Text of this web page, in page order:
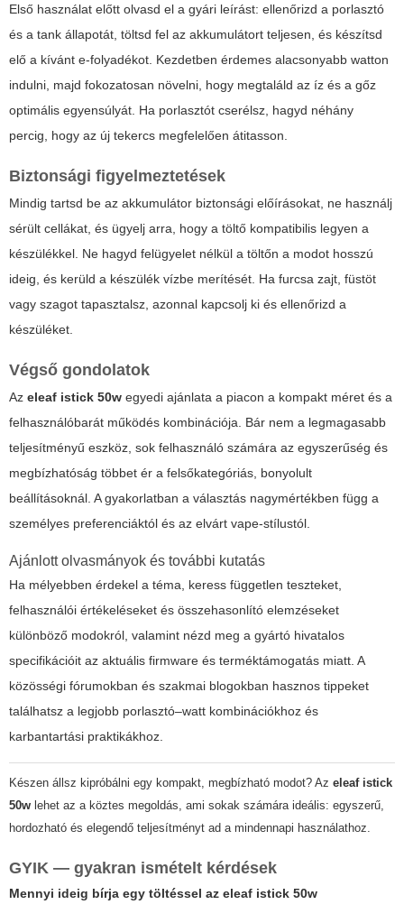
Első használat előtt olvasd el a gyári leírást: ellenőrizd a porlasztó
és a tank állapotát, töltsd fel az akkumulátort teljesen, és készítsd
elő a kívánt e-folyadékot. Kezdetben érdemes alacsonyabb watton
indulni, majd fokozatosan növelni, hogy megtaláld az íz és a gőz
optimális egyensúlyát. Ha porlasztót cserélsz, hagyd néhány
percig, hogy az új tekercs megfelelően átitasson.
Biztonsági figyelmeztetések
Mindig tartsd be az akkumulátor biztonsági előírásokat, ne használj
sérült cellákat, és ügyelj arra, hogy a töltő kompatibilis legyen a
készülékkel. Ne hagyd felügyelet nélkül a töltőn a modot hosszú
ideig, és kerüld a készülék vízbe merítését. Ha furcsa zajt, füstöt
vagy szagot tapasztalsz, azonnal kapcsolj ki és ellenőrizd a
készüléket.
Végső gondolatok
Az eleaf istick 50w egyedi ajánlata a piacon a kompakt méret és a
felhasználóbarát működés kombinációja. Bár nem a legmagasabb
teljesítményű eszköz, sok felhasználó számára az egyszerűség és
megbízhatóság többet ér a felsőkategóriás, bonyolult
beállításoknál. A gyakorlatban a választás nagymértékben függ a
személyes preferenciáktól és az elvárt vape-stílustól.
Ajánlott olvasmányok és további kutatás
Ha mélyebben érdekel a téma, keress független teszteket,
felhasználói értékeléseket és összehasonlító elemzéseket
különböző modokról, valamint nézd meg a gyártó hivatalos
specifikációit az aktuális firmware és terméktámogatás miatt. A
közösségi fórumokban és szakmai blogokban hasznos tippeket
találhatsz a legjobb porlasztó–watt kombinációkhoz és
karbantartási praktikákhoz.
Készen állsz kipróbálni egy kompakt, megbízható modot? Az eleaf istick
50w lehet az a köztes megoldás, ami sokak számára ideális: egyszerű,
hordozható és elegendő teljesítményt ad a mindennapi használathoz.
GYIK — gyakran ismételt kérdések
Mennyi ideig bírja egy töltéssel az eleaf istick 50w